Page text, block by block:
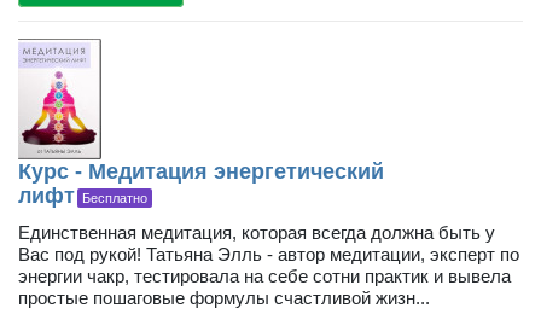
Курс - Медитация энергетический
лифт Бесплатно
Единственная медитация, которая всегда должна быть у
Вас под рукой! Татьяна Элль - автор медитации, эксперт по
энергии чакр, тестировала на себе сотни практик и вывела
простые пошаговые формулы счастливой жизн...